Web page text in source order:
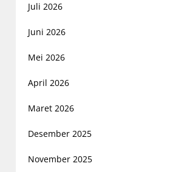
Juli 2026
Juni 2026
Mei 2026
April 2026
Maret 2026
Desember 2025
November 2025